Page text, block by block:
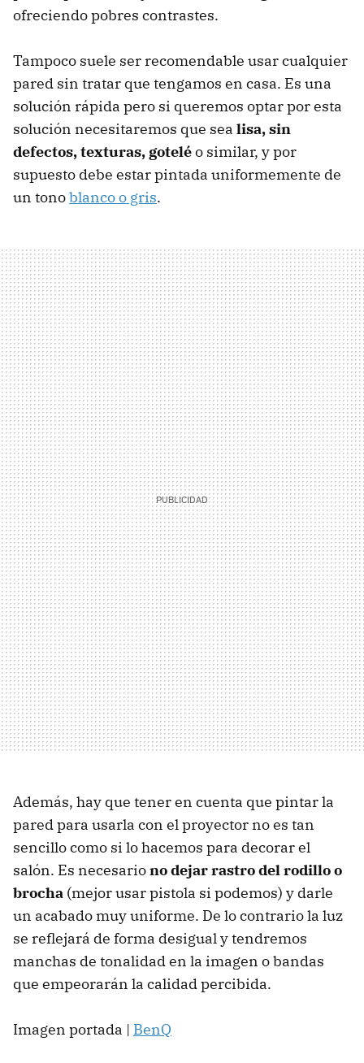
ofreciendo pobres contrastes.
Tampoco suele ser recomendable usar cualquier
pared sin tratar que tengamos en casa. Es una
solución rápida pero si queremos optar por esta
solución necesitaremos que sea lisa, sin
defectos, texturas, goteléo similar, y por
supuesto debe estar pintada uniformemente de
un tonoblanco o gris.
Además, hay que tener en cuenta que pintar la
pared para usarla con el proyector no es tan
sencillo como si lo hacemos para decorar el
salón. Es necesariono dejar rastro del rodillo o
brocha (mejor usar pistola si podemos) y darle
un acabado muy uniforme. De lo contrario la luz
se reflejará de forma desigual y tendremos
manchas de tonalidad en la imagen o bandas
que empeorarán la calidad percibida.
Imagen portada | BenQ